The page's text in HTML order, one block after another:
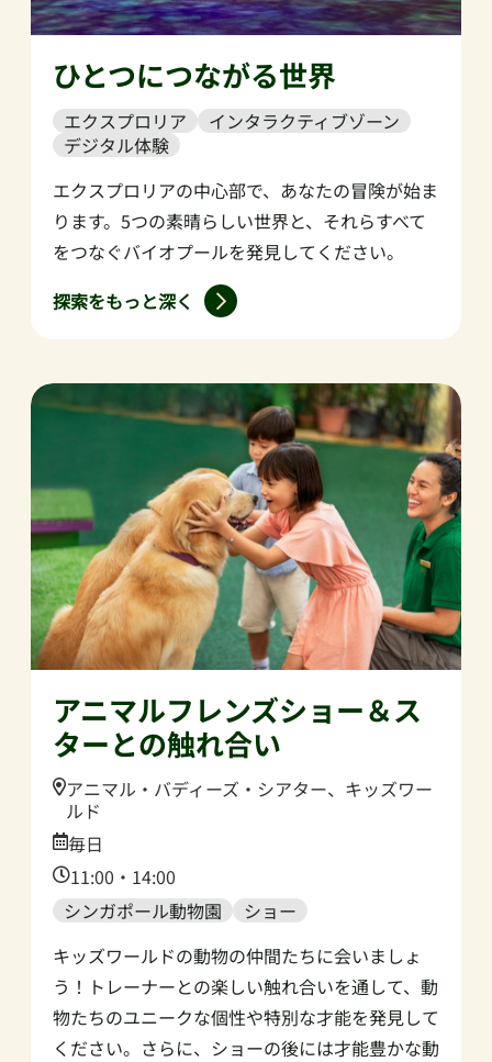
ひとつにつながる世界
エクスプロリア
インタラクティブゾーン
デジタル体験
エクスプロリアの中心部で、あなたの冒険が始ま
ります。5つの素晴らしい世界と、それらすべて
をつなぐバイオプールを発見してください。
探索をもっと深く
アニマルフレンズショー＆ス
ターとの触れ合い
Location:
アニマル・バディーズ・シアター、キッズワー
ルド
Date:
毎日
Time:
11:00・14:00
シンガポール動物園
ショー
キッズワールドの動物の仲間たちに会いましょ
う！トレーナーとの楽しい触れ合いを通して、動
物たちのユニークな個性や特別な才能を発見して
ください。さらに、ショーの後には才能豊かな動